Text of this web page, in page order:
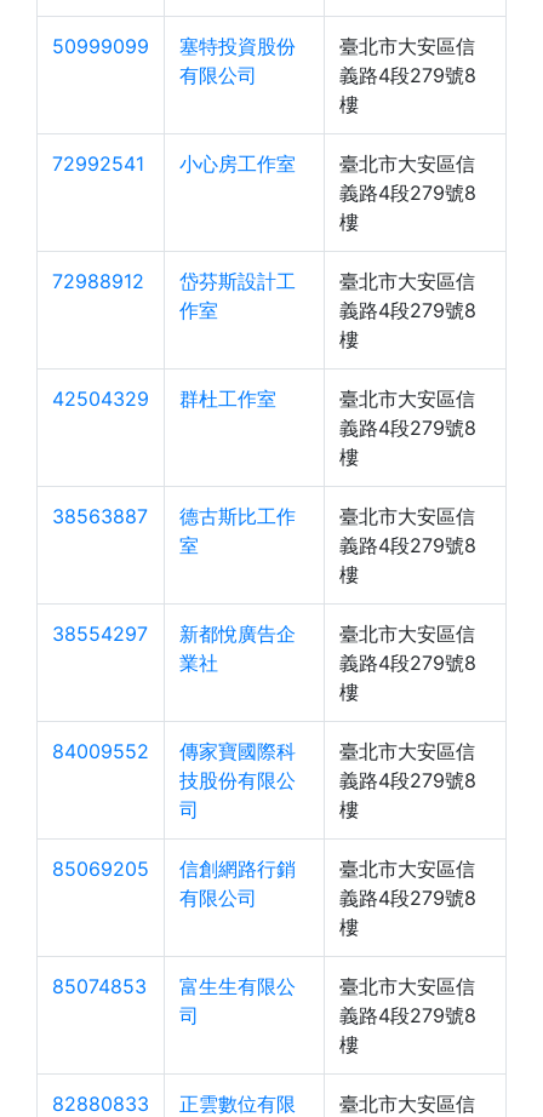
50999099
塞特投資股份
有限公司
臺北市大安區信
義路4段279號8
樓
72992541 小心房工作室
臺北市大安區信
義路4段279號8
樓
72988912
岱芬斯設計工
作室
臺北市大安區信
義路4段279號8
樓
42504329 群杜工作室
臺北市大安區信
義路4段279號8
樓
38563887
德古斯比工作
室
臺北市大安區信
義路4段279號8
樓
38554297
新都悅廣告企
業社
臺北市大安區信
義路4段279號8
樓
84009552
傳家寶國際科
技股份有限公
司
臺北市大安區信
義路4段279號8
樓
85069205
信創網路行銷
有限公司
臺北市大安區信
義路4段279號8
樓
85074853
富生生有限公
司
臺北市大安區信
義路4段279號8
樓
82880833
正雲數位有限
臺北市大安區信